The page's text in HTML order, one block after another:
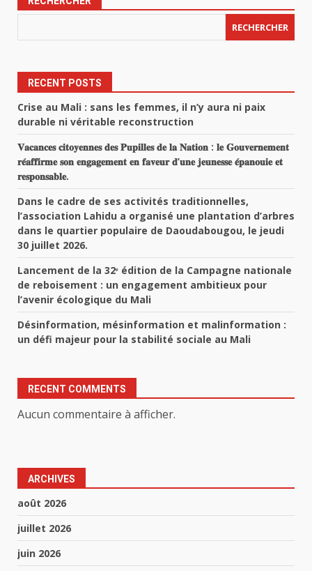
RECHERCHER
RECENT POSTS
Crise au Mali : sans les femmes, il n’y aura ni paix
durable ni véritable reconstruction
𝐕𝐚𝐜𝐚𝐧𝐜𝐞𝐬 𝐜𝐢𝐭𝐨𝐲𝐞𝐧𝐧𝐞𝐬 𝐝𝐞𝐬 𝐏𝐮𝐩𝐢𝐥𝐥𝐞𝐬 𝐝𝐞 𝐥𝐚 𝐍𝐚𝐭𝐢𝐨𝐧 : 𝐥𝐞 𝐆𝐨𝐮𝐯𝐞𝐫𝐧𝐞𝐦𝐞𝐧𝐭
𝐫𝐞́𝐚𝐟𝐟𝐢𝐫𝐦𝐞 𝐬𝐨𝐧 𝐞𝐧𝐠𝐚𝐠𝐞𝐦𝐞𝐧𝐭 𝐞𝐧 𝐟𝐚𝐯𝐞𝐮𝐫 𝐝’𝐮𝐧𝐞 𝐣𝐞𝐮𝐧𝐞𝐬𝐬𝐞 𝐞́𝐩𝐚𝐧𝐨𝐮𝐢𝐞 𝐞𝐭
𝐫𝐞𝐬𝐩𝐨𝐧𝐬𝐚𝐛𝐥𝐞.
Dans le cadre de ses activités traditionnelles,
l’association Lahidu a organisé une plantation d’arbres
dans le quartier populaire de Daoudabougou, le jeudi
30 juillet 2026.
Lancement de la 32ᵉ édition de la Campagne nationale
de reboisement : un engagement ambitieux pour
l’avenir écologique du Mali
Désinformation, mésinformation et malinformation :
un défi majeur pour la stabilité sociale au Mali
RECENT COMMENTS
Aucun commentaire à afficher.
ARCHIVES
août 2026
juillet 2026
juin 2026